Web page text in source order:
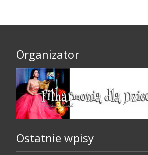
Organizator
Ostatnie wpisy